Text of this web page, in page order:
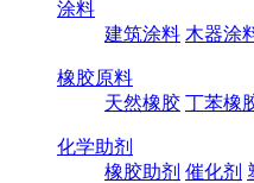
涂料
建筑涂料 木器涂
橡胶原料
天然橡胶 丁苯橡
化学助剂
橡胶助剂 催化剂